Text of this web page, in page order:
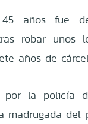
años fue
robar unos
años de
por la policía
madrugada del